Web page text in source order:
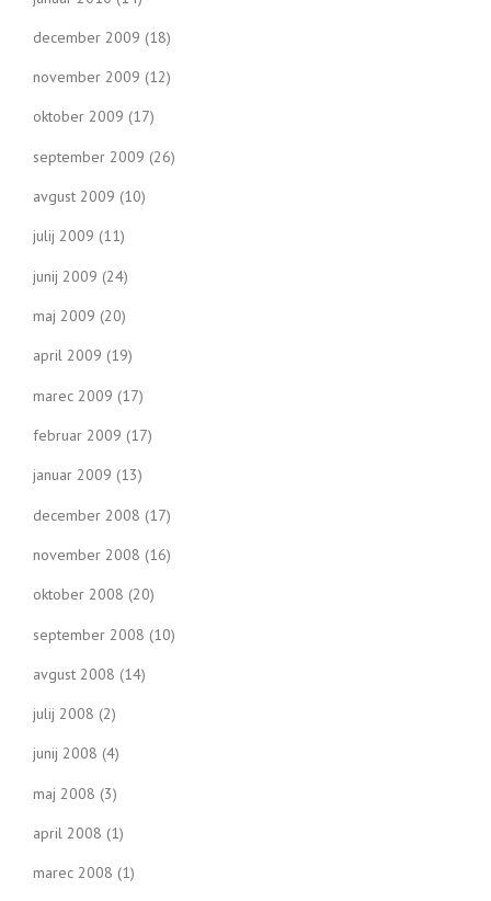
december 2009 (18)
november 2009 (12)
oktober 2009 (17)
september 2009 (26)
avgust 2009 (10)
julij 2009 (11)
junij 2009 (24)
maj 2009 (20)
april 2009 (19)
marec 2009 (17)
februar 2009 (17)
januar 2009 (13)
december 2008 (17)
november 2008 (16)
oktober 2008 (20)
september 2008 (10)
avgust 2008 (14)
julij 2008 (2)
junij 2008 (4)
maj 2008 (3)
april 2008 (1)
marec 2008 (1)